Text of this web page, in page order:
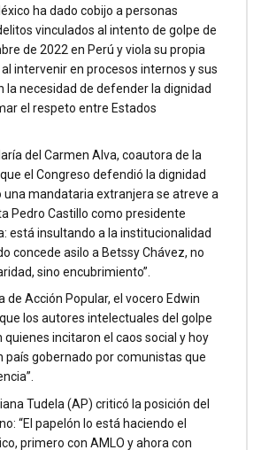
ha dado cobijo a personas
vinculados al intento de golpe de
de 2022 en Perú y viola su propia
intervenir en procesos internos y sus
la necesidad de defender la dignidad
el respeto entre Estados
del Carmen Alva, coautora de la
el Congreso defendió la dignidad
una mandataria extranjera se atreve a
Pedro Castillo como presidente
está insultando a la institucionalidad
concede asilo a Betssy Chávez, no
sino encubrimiento”.
de Acción Popular, el vocero Edwin
los autores intelectuales del golpe
incitaron el caos social y hoy
país gobernado por comunistas que
Tudela (AP) criticó la posición del
“El papelón lo está haciendo el
primero con AMLO y ahora con